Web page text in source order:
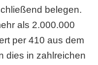
belegen.
als 2.000.000
per 410 aus dem
dies in zahlreichen